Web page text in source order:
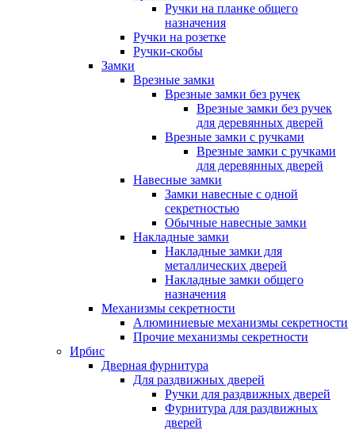
Ручки на планке общего
назначения
Ручки на розетке
Ручки-скобы
Замки
Врезные замки
Врезные замки без ручек
Врезные замки без ручек
для деревянных дверей
Врезные замки с ручками
Врезные замки с ручками
для деревянных дверей
Навесные замки
Замки навесные с одной
секретностью
Обычные навесные замки
Накладные замки
Накладные замки для
металлических дверей
Накладные замки общего
назначения
Механизмы секретности
Алюминиевые механизмы секретности
Прочие механизмы секретности
Ирбис
Дверная фурнитура
Для раздвижных дверей
Ручки для раздвижных дверей
Фурнитура для раздвижных
дверей